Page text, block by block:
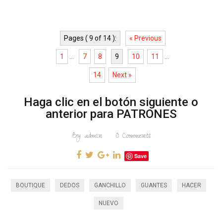
Pages ( 9 of 14 ): « Previous
1 7 8 9 10 11
14 Next »
Haga clic en el botón siguiente o
anterior para PATRONES
By admin 0Comments
Save
BOUTIQUE DEDOS GANCHILLO GUANTES HACER
NUEVO